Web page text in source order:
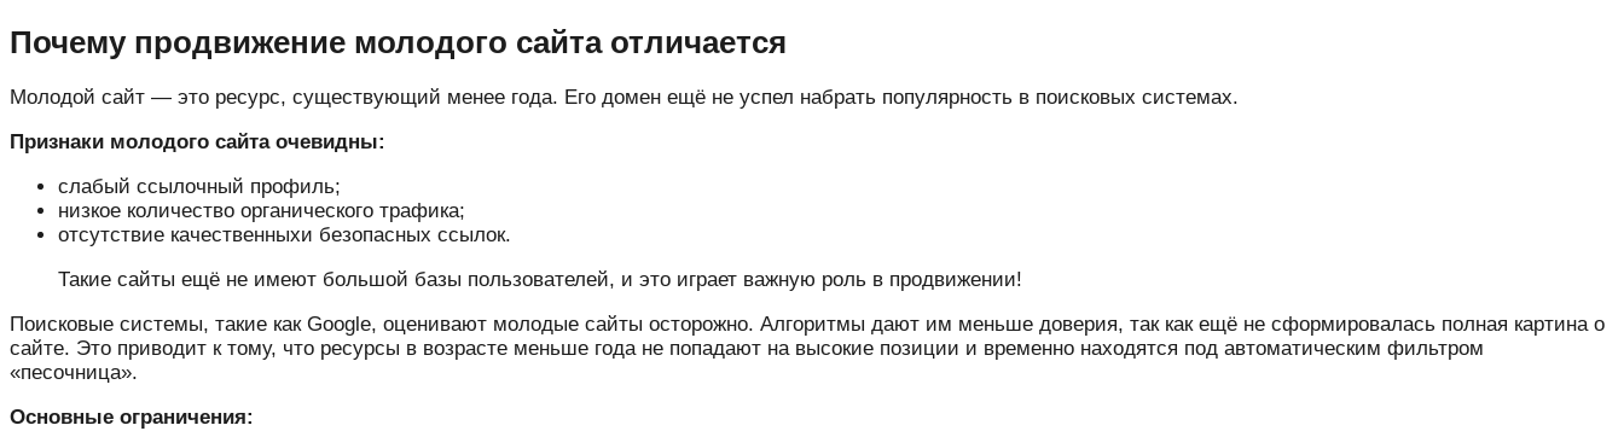
Почему продвижение молодого сайта отличается
Молодой сайт — это ресурс, существующий менее года. Его домен ещё не успел набрать популярность в поисковых системах.
Признаки молодого сайта очевидны:
слабый ссылочный профиль;
низкое количество органического трафика;
отсутствие качественныхи безопасных ссылок.
Такие сайты ещё не имеют большой базы пользователей, и это играет важную роль в продвижении!
Поисковые системы, такие как Google, оценивают молодые сайты осторожно. Алгоритмы дают им меньше доверия, так как ещё не сформировалась полная картина о
сайте. Это приводит к тому, что ресурсы в возрасте меньше года не попадают на высокие позиции и временно находятся под автоматическим фильтром
«песочница».
Основные ограничения: